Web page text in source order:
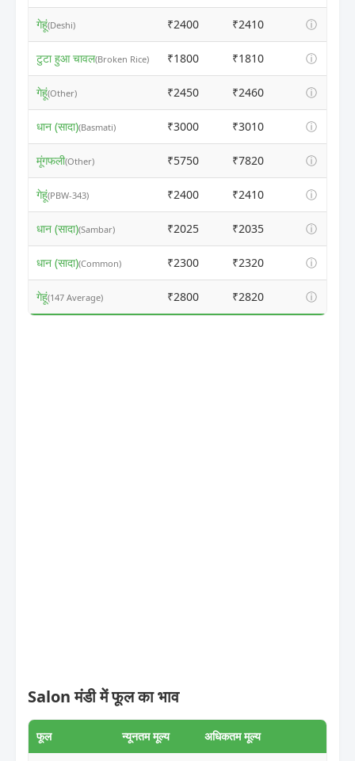
गेहूं(Deshi) ₹2400 ₹2410 ⓘ
टुटा हुआ चावल(Broken Rice) ₹1800 ₹1810 ⓘ
गेहूं(Other) ₹2450 ₹2460 ⓘ
धान (सादा)(Basmati) ₹3000 ₹3010 ⓘ
मूंगफली(Other) ₹5750 ₹7820 ⓘ
गेहूं(PBW-343) ₹2400 ₹2410 ⓘ
धान (सादा)(Sambar) ₹2025 ₹2035 ⓘ
धान (सादा)(Common) ₹2300 ₹2320 ⓘ
गेहूं(147 Average) ₹2800 ₹2820 ⓘ
Salon मंडी में फूल का भाव
फूल न्यूनतम मूल्य अधिकतम मूल्य